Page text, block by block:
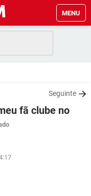
MENU
Seguinte
fã clube no